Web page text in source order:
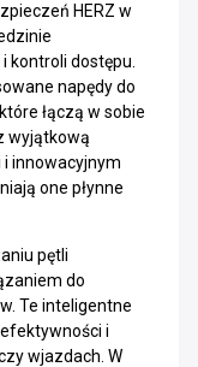
HERZ w
kontroli dostępu.
napędy do
łączą w sobie
wyjątkową
i innowacyjnym
one płynne
pętli
do
Te inteligentne
i
wjazdach. W